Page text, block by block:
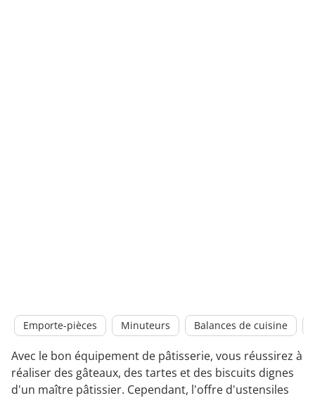
Emporte-pièces Minuteurs Balances de cuisine
Avec le bon équipement de pâtisserie, vous réussirez à
réaliser des gâteaux, des tartes et des biscuits dignes
d'un maître pâtissier. Cependant, l'offre d'ustensiles